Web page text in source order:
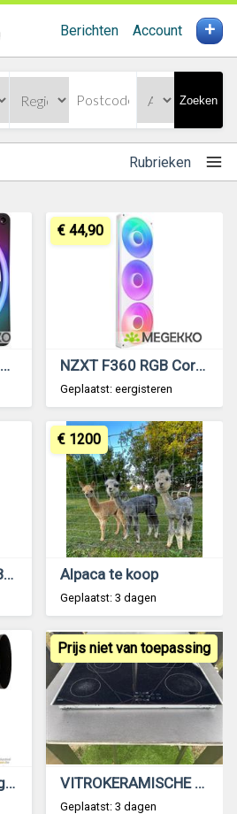
Berichten Account +
Zoeken
Rubrieken
NZXT F140 RGB DUO - 140mm RGB Fan - Single - Black NZXT F360 RGB Core - White
Geplaatst: eergisteren
€ 44,90
Chique Goudbeige BH met Slip - D Cups Alpaca te koop
Geplaatst: 3 dagen
€ 1200
Gibbons Fans Springkasteel Blower FP5006 VITROKERAMISCHE KOOKPLAAT
Geplaatst: 3 dagen
Prijs niet van toepassing